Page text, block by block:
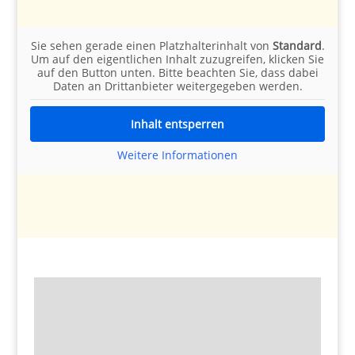
Sie sehen gerade einen Platzhalterinhalt von Standard.
Um auf den eigentlichen Inhalt zuzugreifen, klicken Sie
auf den Button unten. Bitte beachten Sie, dass dabei
Daten an Drittanbieter weitergegeben werden.
Inhalt entsperren
Weitere Informationen